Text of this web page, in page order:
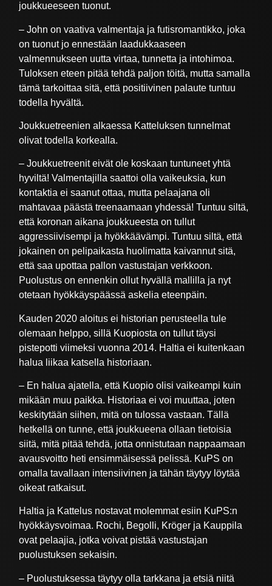
joukkueeseen tuonut.
– John on vaativa valmentaja ja futisromantikko, joka
on tuonut jo ennestään laadukkaaseen
valmennukseen uutta virtaa, tunnetta ja intohimoa.
Tuloksen eteen pitää tehdä paljon töitä, mutta samalla
tämä tarkoittaa sitä, että positiivinen palaute tuntuu
todella hyvältä.
Joukkuetreenien alkaessa Katteluksen tunnelmat
olivat todella korkealla.
– Joukkuetreenit eivät ole koskaan tuntuneet yhtä
hyviltä! Valmentajilla saattoi olla vaikeuksia, kun
kontaktia ei saanut ottaa, mutta pelaajana oli
mahtavaa päästä treenaamaan yhdessä! Tuntuu siltä,
että koronan aikana joukkueesta on tullut
aggressiivisempi ja hyökkäävämpi. Tuntuu siltä, että
jokainen on pelipaikasta huolimatta kaivannut sitä,
että saa upottaa pallon vastustajan verkkoon.
Puolustus on ennenkin ollut hyvällä mallilla ja nyt
otetaan hyökkäyspäässä askelia eteenpäin.
Kauden 2020 aloitus ei historian perusteella tule
olemaan helppo, sillä Kuopiosta on tullut täysi
pistepotti viimeksi vuonna 2014. Haltia ei kuitenkaan
halua liikaa katsella historiaan.
– En halua ajatella, että Kuopio olisi vaikeampi kuin
mikään muu paikka. Historiaa ei voi muuttaa, joten
keskitytään siihen, mitä on tulossa vastaan. Tällä
hetkellä on tunne, että joukkueena ollaan tietoisia
siitä, mitä pitää tehdä, jotta onnistutaan nappaamaan
avausvoitto heti ensimmäisessä pelissä. KuPS on
omalla tavallaan intensiivinen ja tähän täytyy löytää
oikeat ratkaisut.
Haltia ja Kattelus nostavat molemmat esiin KuPS:n
hyökkäysvoimaa. Rochi, Begolli, Kröger ja Kauppila
ovat pelaajia, jotka voivat pistää vastustajan
puolustuksen sekaisin.
– Puolustuksessa täytyy olla tarkkana ja etsiä niitä